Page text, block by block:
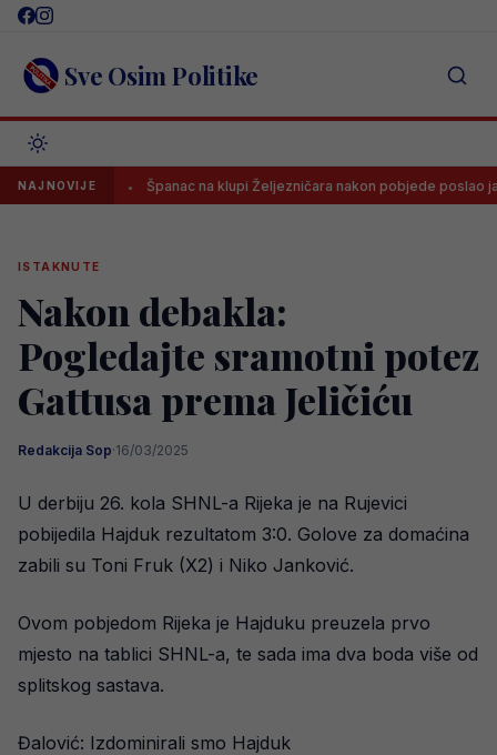
Skip
content Sve Osim Politike
NAJNOVIJEŠpanac na klupi Željezničara nakon pobjede poslao jasnu
ISTAKNUTE
Nakon debakla:
Pogledajte sramotni potez
Gattusa prema Jeličiću
Redakcija Sop·16/03/2025
U derbiju 26. kola SHNL-a Rijeka je na Rujevici
pobijedila Hajduk rezultatom 3:0. Golove za domaćina
zabili su Toni Fruk (X2) i Niko Janković.
Ovom pobjedom Rijeka je Hajduku preuzela prvo
mjesto na tablici SHNL-a, te sada ima dva boda više od
splitskog sastava.
Đalović: Izdominirali smo Hajduk